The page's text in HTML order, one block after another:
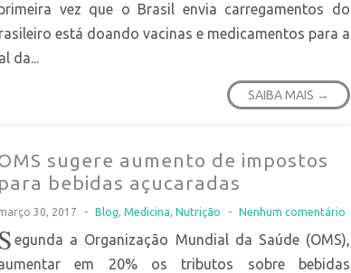
vez que o Brasil envia carregamentos do
está doando vacinas e medicamentos para a
da...
SAIBA MAIS →
sugere aumento de impostos
para bebidas açucaradas
30, 2017 - Blog, Medicina, Nutrição - Nenhum comentário
egunda a Organização Mundial da Saúde (OMS),
em 20% os tributos sobre bebidas